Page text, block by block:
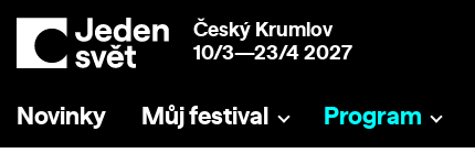
Český Krumlov
10/3—23/4 2027
Novinky Můj festival Program